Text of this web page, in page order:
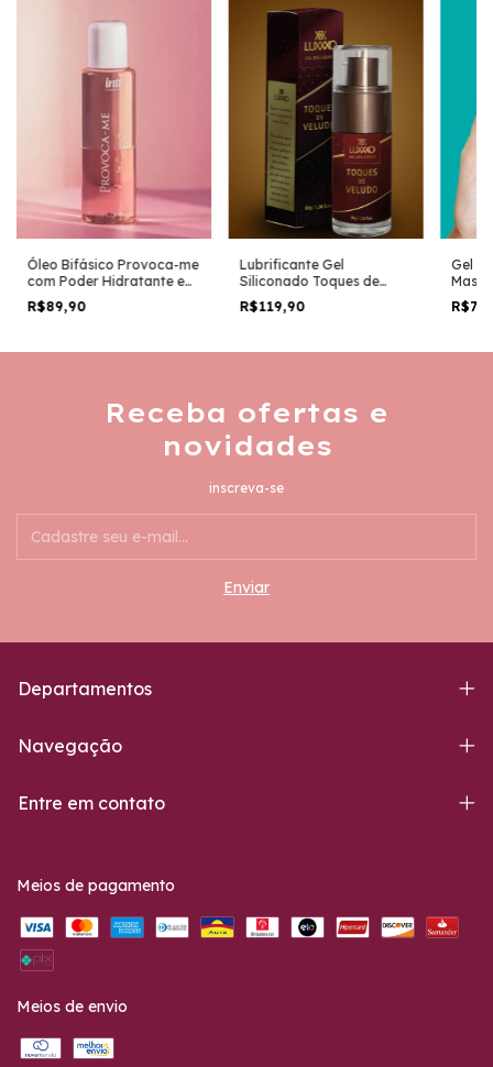
Óleo Bifásico Provoca-me
com Poder Hidratante e
Aroma Altamente
Afrodisíaco
R$89,90
Lubrificante Gel
Siliconado Toques de
Veludo com Aroma -
LUXXXO - 30g
R$119,90
Gel e
150ml
Receba ofertas e
novidades
inscreva-se
Departamentos
Navegação
Entre em contato
Meios de pagamento
Meios de envio